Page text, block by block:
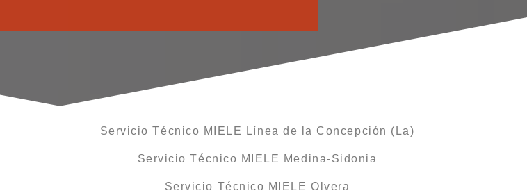
Servicio Técnico MIELE Línea de la Concepción (La)
Servicio Técnico MIELE Medina-Sidonia
Servicio Técnico MIELE Olvera